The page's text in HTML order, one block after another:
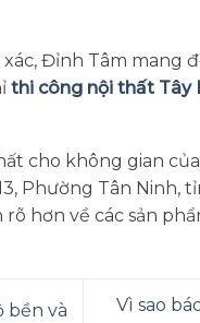
Đỉnh Tâm mang
thi công nội thất Tây
cho không gian
Phường Tân Ninh,
rõ hơn về các sản
bền và
Vì sao